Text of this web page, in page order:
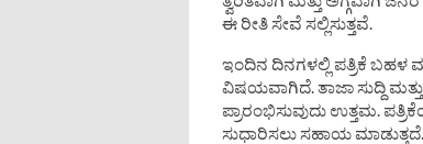
ಈ ರೀತಿ ಸೇವೆ ಸಲ್ಲಿಸುತ್ತವೆ.
ಇಂದಿನ ದಿನಗಳಲ್ಲಿ ಪತ್ರಿಕೆ ಬಹಳ
ವಿಷಯವಾಗಿದೆ. ತಾಜಾ ಸುದ್ದಿ
ಪ್ರಾರಂಭಿಸುವುದು ಉತ್ತಮ.
ಸುಧಾರಿಸಲು ಸಹಾಯ